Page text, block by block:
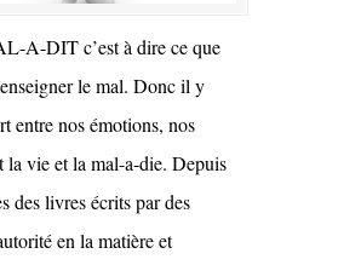
A-DIT c’est à dire ce que
le mal. Donc il y
entre nos émotions, nos
la vie et la mal-a-die. Depuis
des livres écrits par des
en la matière et